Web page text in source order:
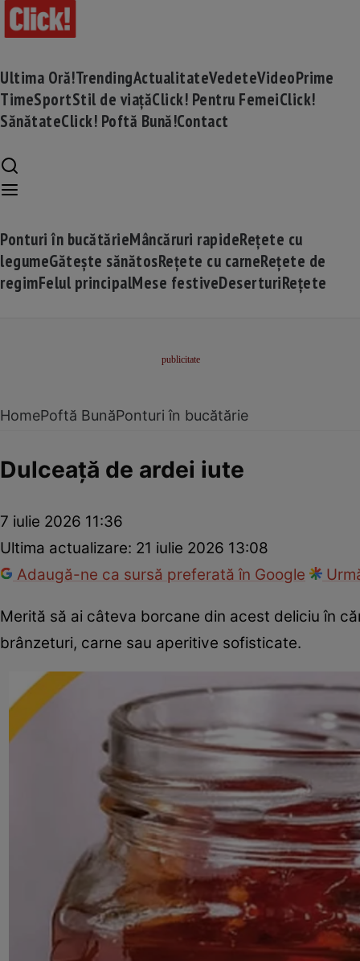
Ultima Oră!TrendingActualitateVedeteVideoPrime
TimeSportStil de viațăClick! Pentru FemeiClick!
SănătateClick! Poftă Bună!Contact
Ponturi în bucătărieMâncăruri rapideRețete cu
legumeGătește sănătosRețete cu carneRețete de
regimFelul principalMese festiveDeserturiRețete
HomePoftă BunăPonturi în bucătărie
Dulceață de ardei iute
7 iulie 2026 11:36
Ultima actualizare: 21 iulie 2026 13:08
Adaugă-ne ca sursă preferată în Google
Merită să ai câteva borcane din acest deliciu în
brânzeturi, carne sau aperitive sofisticate.